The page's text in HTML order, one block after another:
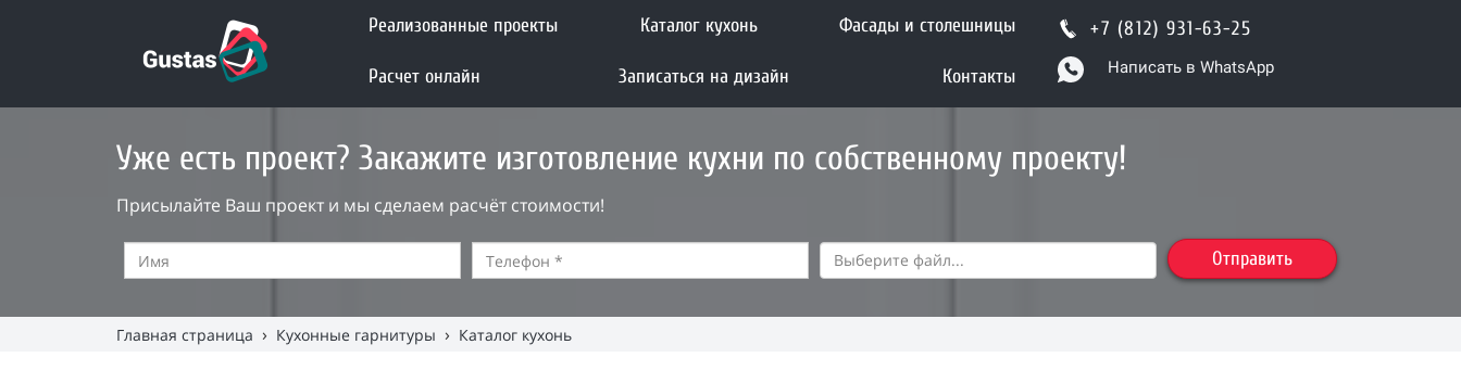
Реализованные проекты Каталог кухонь Фасады и столешницы
Расчет онлайн Записаться на дизайн Контакты
+7 (812) 931-63-25
Написать в WhatsApp
Уже есть проект? Закажите изготовление кухни по собственному проекту!
Присылайте Ваш проект и мы сделаем расчёт стоимости!
Выберите файл... Отправить
Главная страница › Кухонные гарнитуры › Каталог кухонь